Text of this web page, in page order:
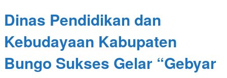
Dinas Pendidikan dan
Kebudayaan Kabupaten
Bungo Sukses Gelar “Gebyar